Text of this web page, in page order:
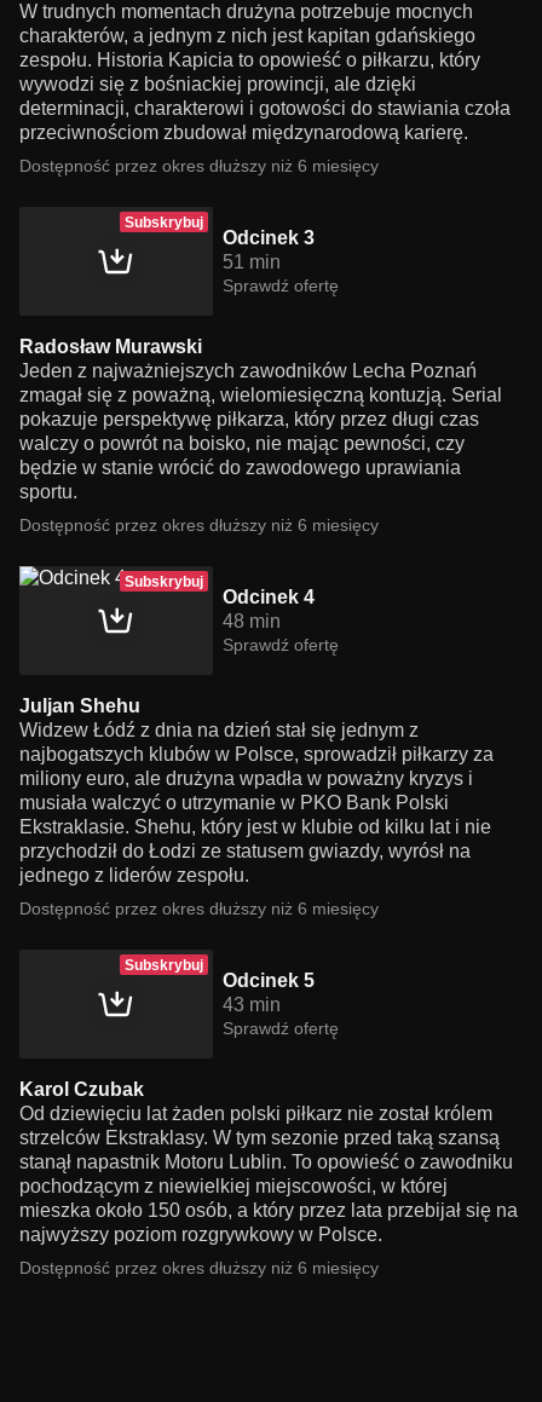
W trudnych momentach drużyna potrzebuje mocnych
charakterów, a jednym z nich jest kapitan gdańskiego
zespołu. Historia Kapicia to opowieść o piłkarzu, który
wywodzi się z bośniackiej prowincji, ale dzięki
determinacji, charakterowi i gotowości do stawiania czoła
przeciwnościom zbudował międzynarodową karierę.
Dostępność przez okres dłuższy niż 6 miesięcy
Subskrybuj
Odcinek 3
51 min
Sprawdź ofertę
Radosław Murawski
Jeden z najważniejszych zawodników Lecha Poznań
zmagał się z poważną, wielomiesięczną kontuzją. Serial
pokazuje perspektywę piłkarza, który przez długi czas
walczy o powrót na boisko, nie mając pewności, czy
będzie w stanie wrócić do zawodowego uprawiania
sportu.
Dostępność przez okres dłuższy niż 6 miesięcy
Subskrybuj
Odcinek 4
48 min
Sprawdź ofertę
Juljan Shehu
Widzew Łódź z dnia na dzień stał się jednym z
najbogatszych klubów w Polsce, sprowadził piłkarzy za
miliony euro, ale drużyna wpadła w poważny kryzys i
musiała walczyć o utrzymanie w PKO Bank Polski
Ekstraklasie. Shehu, który jest w klubie od kilku lat i nie
przychodził do Łodzi ze statusem gwiazdy, wyrósł na
jednego z liderów zespołu.
Dostępność przez okres dłuższy niż 6 miesięcy
Subskrybuj
Odcinek 5
43 min
Sprawdź ofertę
Karol Czubak
Od dziewięciu lat żaden polski piłkarz nie został królem
strzelców Ekstraklasy. W tym sezonie przed taką szansą
stanął napastnik Motoru Lublin. To opowieść o zawodniku
pochodzącym z niewielkiej miejscowości, w której
mieszka około 150 osób, a który przez lata przebijał się na
najwyższy poziom rozgrywkowy w Polsce.
Dostępność przez okres dłuższy niż 6 miesięcy